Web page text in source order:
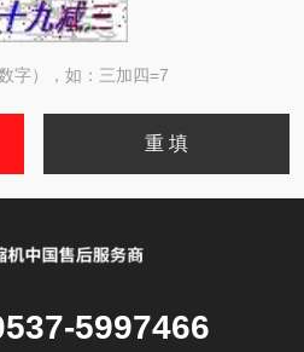
字），如：三加四=7
5997466